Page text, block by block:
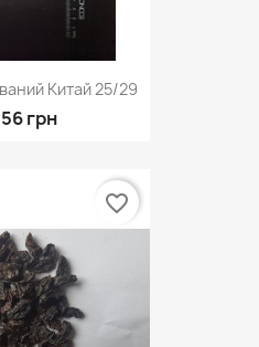
Китай 25/29
грн
favorite_border